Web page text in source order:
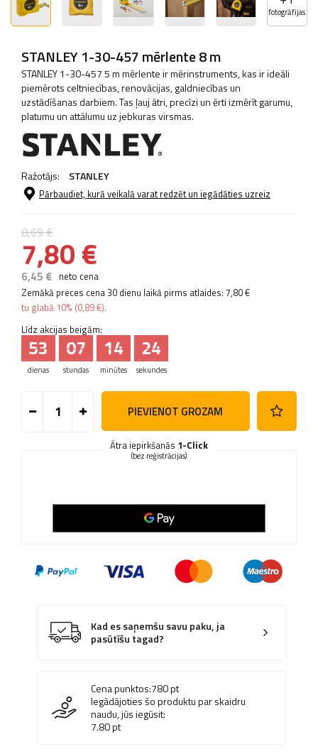
fotogrāfijas
STANLEY 1-30-457 mērlente 8 m
STANLEY 1-30-457 5 m mērlente ir mērinstruments, kas ir ideāli
piemērots celtniecības, renovācijas, galdniecības un
uzstādīšanas darbiem. Tas ļauj ātri, precīzi un ērti izmērīt garumu,
platumu un attālumu uz jebkuras virsmas.
Ražotājs: STANLEY
Pārbaudiet, kurā veikalā varat redzēt un iegādāties uzreiz
8,69 €
7,80 €
6,45 € neto cena
Zemākā preces cena 30 dienu laikā pirms atlaides: 7,80 €
tu glabā 10% (0,89 €).
Līdz akcijas beigām:
dienas
53
stundas
07
minūtes
14
sekundes
23
PIEVIENOT GROZAM
Ātra iepirkšanās 1-Click
(bez reģistrācijas)
Kad es saņemšu savu paku, ja
pasūtīšu tagad?
Cena punktos:780pt
Iegādājoties šo produktu par skaidru
naudu, jūs iegūsit:
7.80pt